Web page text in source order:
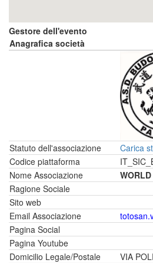
Gestore dell'evento
Anagrafica società
Statuto dell'associazione
Carica
Codice piattaforma
Nome Associazione
Ragione Sociale
Sito web
Email Associazione
Pagina Social
Pagina Youtube
Domicilio Legale/Postale
VIA